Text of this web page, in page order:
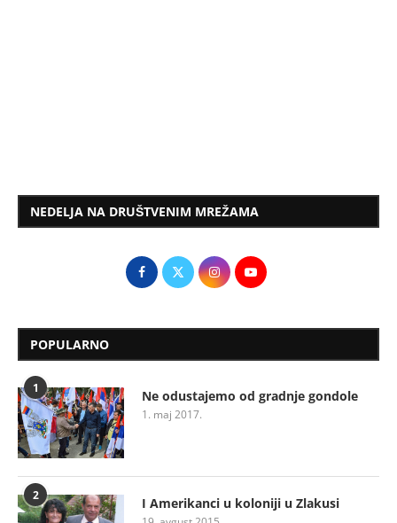
NEDELJA NA DRUŠTVENIM MREŽAMA
POPULARNO
1 Ne odustajemo od gradnje gondole
1. maj 2017.
2 I Amerikanci u koloniji u Zlakusi